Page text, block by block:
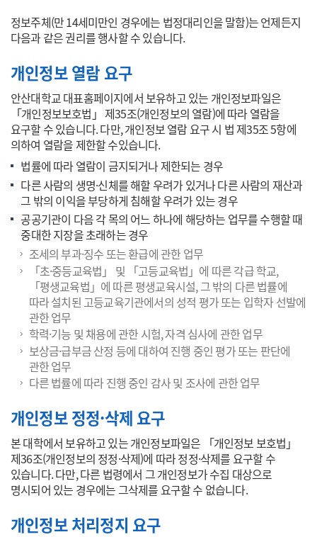
정보주체(만 14세미만인 경우에는 법정대리인을 말함)는 언제든지
다음과 같은 권리를 행사할 수 있습니다.
개인정보 열람 요구
안산대학교 대표홈페이지에서 보유하고 있는 개인정보파일은
「개인정보보호법」 제35조(개인정보의 열람)에 따라 열람을
요구할 수 있습니다. 다만, 개인정보 열람 요구 시 법 제35조 5항에
의하여 열람을 제한할 수있습니다.
법률에 따라 열람이 금지되거나 제한되는 경우
다른 사람의 생명·신체를 해할 우려가 있거나 다른 사람의 재산과
그 밖의 이익을 부당하게 침해할 우려가 있는 경우
공공기관이 다음 각 목의 어느 하나에 해당하는 업무를 수행할 때
중대한 지장을 초래하는 경우
조세의 부과·징수 또는 환급에 관한 업무
「초·중등교육법」 및 「고등교육법」에 따른 각급 학교,
「평생교육법」에 따른 평생교육시설, 그 밖의 다른 법률에
따라 설치된 고등교육기관에서의 성적 평가 또는 입학자 선발에
관한 업무
학력·기능 및 채용에 관한 시험, 자격 심사에 관한 업무
보상금·급부금 산정 등에 대하여 진행 중인 평가 또는 판단에
관한 업무
다른 법률에 따라 진행 중인 감사 및 조사에 관한 업무
개인정보 정정·삭제 요구
본 대학에서 보유하고 있는 개인정보파일은 「개인정보 보호법」
제36조(개인정보의 정정·삭제)에 따라 정정·삭제를 요구할 수
있습니다. 다만, 다른 법령에서 그 개인정보가 수집 대상으로
명시되어 있는 경우에는 그삭제를 요구할 수 없습니다.
개인정보 처리정지 요구